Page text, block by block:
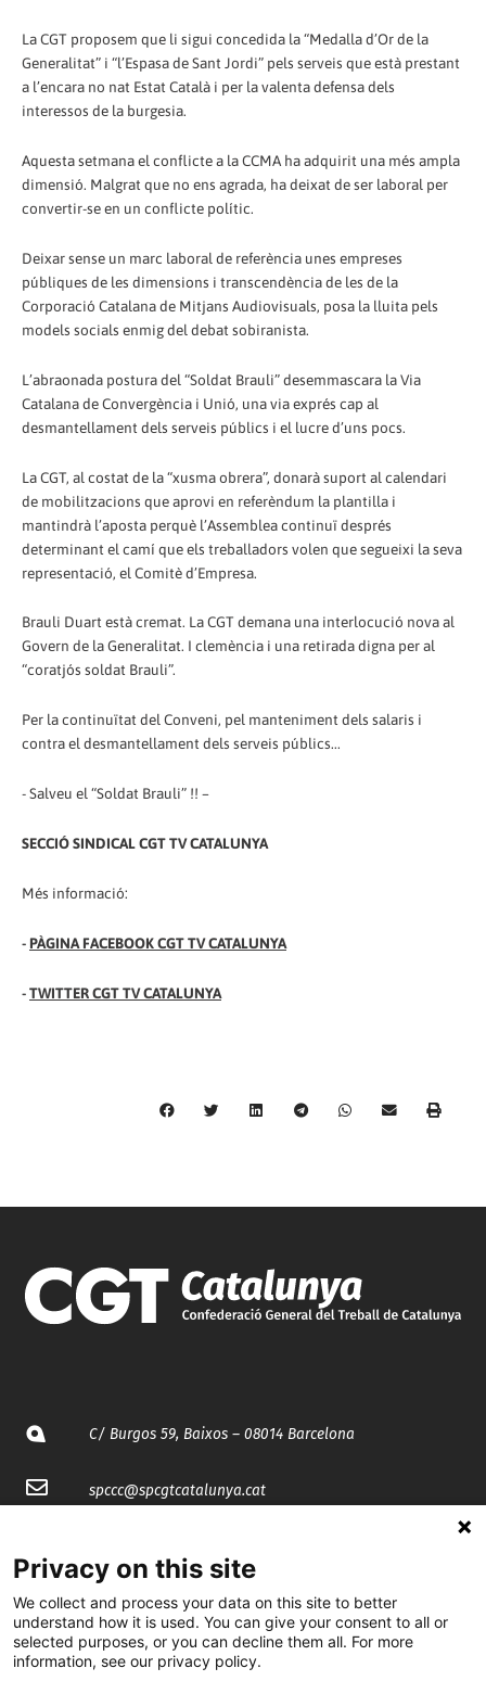
La CGT proposem que li sigui concedida la “Medalla d’Or de la
Generalitat” i “l’Espasa de Sant Jordi” pels serveis que està prestant
a l’encara no nat Estat Català i per la valenta defensa dels
interessos de la burgesia.
Aquesta setmana el conflicte a la CCMA ha adquirit una més ampla
dimensió. Malgrat que no ens agrada, ha deixat de ser laboral per
convertir-se en un conflicte polític.
Deixar sense un marc laboral de referència unes empreses
públiques de les dimensions i transcendència de les de la
Corporació Catalana de Mitjans Audiovisuals, posa la lluita pels
models socials enmig del debat sobiranista.
L’abraonada postura del “Soldat Brauli” desemmascara la Via
Catalana de Convergència i Unió, una via exprés cap al
desmantellament dels serveis públics i el lucre d’uns pocs.
La CGT, al costat de la “xusma obrera”, donarà suport al calendari
de mobilitzacions que aprovi en referèndum la plantilla i
mantindrà l’aposta perquè l’Assemblea continuï després
determinant el camí que els treballadors volen que segueixi la seva
representació, el Comitè d’Empresa.
Brauli Duart està cremat. La CGT demana una interlocució nova al
Govern de la Generalitat. I clemència i una retirada digna per al
“coratjós soldat Brauli”.
Per la continuïtat del Conveni, pel manteniment dels salaris i
contra el desmantellament dels serveis públics...
- Salveu el “Soldat Brauli” !! –
SECCIÓ SINDICAL CGT TV CATALUNYA
Més informació:
- PÀGINA FACEBOOK CGT TV CATALUNYA
-TWITTER CGT TV CATALUNYA
C/ Burgos 59, Baixos – 08014 Barcelona
spccc@spcgtcatalunya.cat
@CGTCatalunya
cgtcatalunya
Privacy on this site
We collect and process your data on this site to better
understand how it is used. You can give your consent to all or
selected purposes, or you can decline them all. For more
information, see our privacy policy.